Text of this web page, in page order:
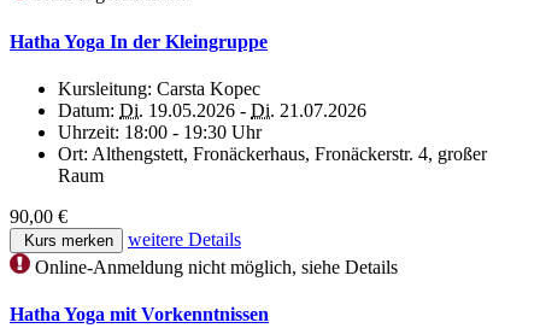
Hatha Yoga In der Kleingruppe
Kursleitung: Carsta Kopec
Datum: Di. 19.05.2026 - Di. 21.07.2026
Uhrzeit: 18:00 - 19:30 Uhr
Ort: Althengstett, Fronäckerhaus, Fronäckerstr. 4, großer
Raum
90,00 €
Kurs merken
weitere Details
Online-Anmeldung nicht möglich, siehe Details
Hatha Yoga mit Vorkenntnissen